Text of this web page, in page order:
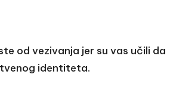
od vezivanja jer su vas učili da
identiteta.